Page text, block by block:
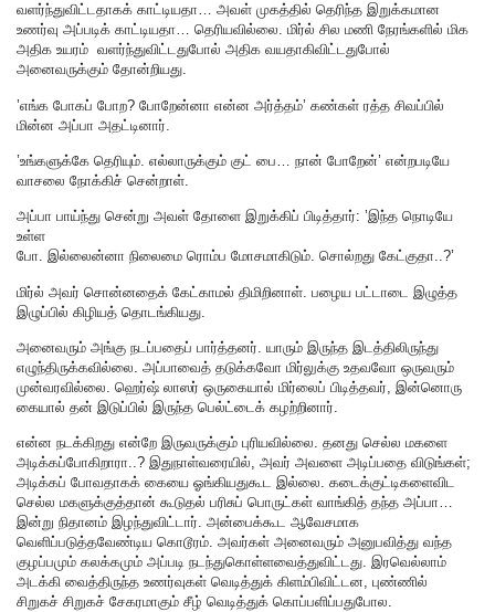
வளர்ந்துவிட்டதாகக் காட்டியதா… அவள் முகத்தில் தெரிந்த இறுக்கமான
உணர்வு அப்படிக் காட்டியதா… தெரியவில்லை. மிர்ல் சில மணி நேரங்களில் மிக
அதிக உயரம் வளர்ந்துவிட்டதுபோல் அதிக வயதாகிவிட்டதுபோல்
அனைவருக்கும் தோன்றியது.
’எங்க போகப் போற? போறேன்னா என்ன அர்த்தம்’ கண்கள் ரத்த சிவப்பில்
மின்ன அப்பா அதட்டினார்.
’உங்களுக்கே தெரியும். எல்லாருக்கும் குட் பை… நான் போறேன்’ என்றபடியே
வாசலை நோக்கிச் சென்றாள்.
அப்பா பாய்ந்து சென்று அவள் தோளை இறுக்கிப் பிடித்தார்: ’இந்த நொடியே
உள்ள
போ. இல்லைன்னா நிலைமை ரொம்ப மோசமாகிடும். சொல்றது கேட்குதா..?’
மிர்ல் அவர் சொன்னதைக் கேட்காமல் திமிறினாள். பழைய பட்டாடை இழுத்த
இழுப்பில் கிழியத் தொடங்கியது.
அனைவரும் அங்கு நடப்பதைப் பார்த்தனர். யாரும் இருந்த இடத்திலிருந்து
எழுந்திருக்கவில்லை. அப்பாவைத் தடுக்கவோ மிர்லுக்கு உதவவோ ஒருவரும்
முன்வரவில்லை. ஹெர்ஷ் லாஸர் ஒருகையால் மிர்லைப் பிடித்தவர், இன்னொரு
கையால் தன் இடுப்பில் இருந்த பெல்ட்டைக் கழற்றினார்.
என்ன நடக்கிறது என்றே இருவருக்கும் புரியவில்லை. தனது செல்ல மகளை
அடிக்கப்போகிறாரா..? இதுநாள்வரையில், அவர் அவளை அடிப்பதை விடுங்கள்;
அடிக்கப் போவதாகக் கையை ஓங்கியதுகூட இல்லை. கடைக்குட்டிகளைவிட
செல்ல மகளுக்குத்தான் கூடுதல் பரிசுப் பொருட்கள் வாங்கித் தந்த அப்பா…
இன்று நிதானம் இழந்துவிட்டார். அன்பைக்கூட ஆவேசமாக
வெளிப்படுத்தவேண்டிய கொடூரம். அவர்கள் அனைவரும் அனுபவித்து வந்த
குழப்பமும் கலக்கமும் அப்படி நடந்துகொள்ளவைத்துவிட்டது. இரவெல்லாம்
அடக்கி வைத்திருந்த உணர்வுகள் வெடித்துக் கிளம்பிவிட்டன, புண்ணில்
சிறுகச் சிறுகச் சேகரமாகும் சீழ் வெடித்துக் கொப்பளிப்பதுபோல.